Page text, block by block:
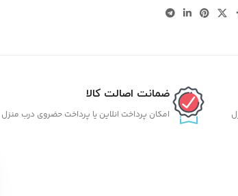
ضمانت اصالت کالا
امکان پرداخت انلاین یا پرداخت حضروی درب منزل